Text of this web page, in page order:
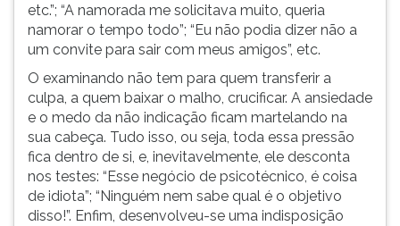
etc.”; “A namorada me solicitava muito, queria
namorar o tempo todo”; “Eu não podia dizer não a
um convite para sair com meus amigos”, etc.
O examinando não tem para quem transferir a
culpa, a quem baixar o malho, crucificar. A ansiedade
e o medo da não indicação ficam martelando na
sua cabeça. Tudo isso, ou seja, toda essa pressão
fica dentro de si, e, inevitavelmente, ele desconta
nos testes: “Esse negócio de psicotécnico, é coisa
de idiota”; “Ninguém nem sabe qual é o objetivo
disso!”. Enfim, desenvolveu-se uma indisposição